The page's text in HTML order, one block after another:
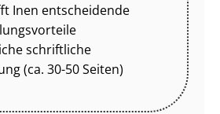
Inen entscheidende
schriftliche
(ca. 30-50 Seiten)